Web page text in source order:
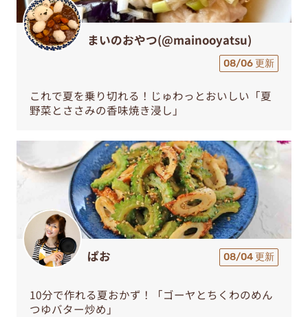
まいのおやつ(@mainooyatsu)
08/06 更新
これで夏を乗り切れる！じゅわっとおいしい「夏
野菜とささみの香味焼き浸し」
ぱお 08/04 更新
10分で作れる夏おかず！「ゴーヤとちくわのめん
つゆバター炒め」